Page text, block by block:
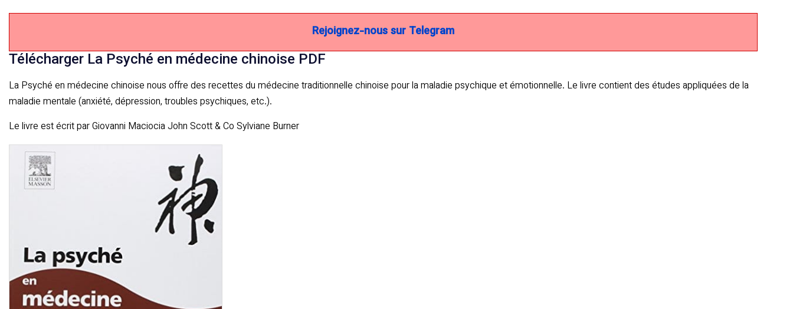
Rejoignez-nous sur Telegram
Télécharger La Psyché en médecine chinoise PDF
La Psyché en médecine chinoise nous offre des recettes du médecine traditionnelle chinoise pour la maladie psychique et émotionnelle. Le livre contient des études appliquées de la
maladie mentale (anxiété, dépression, troubles psychiques, etc.).
Le livre est écrit par Giovanni Maciocia John Scott & Co Sylviane Burner